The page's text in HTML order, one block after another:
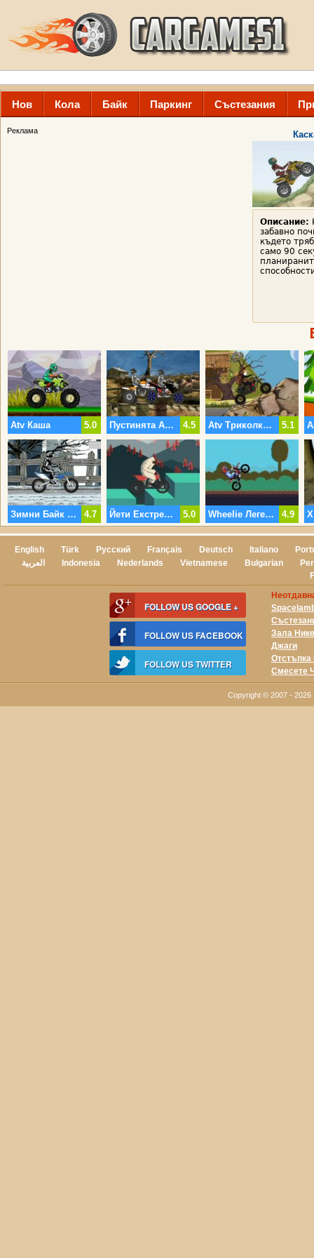
Нов Кола Байк Паркинг Състезания
Реклама
Описание:
забавно
където
само 90
5.0
Atv Каша 4.5
Пустинята Atv Тичам 5.1
Atv Триколка Хил Приключение
4.7
Зимни Байк Предизвикателство 5.0
Йети Екстремни Мотокрос 4.9
Wheelie Легенда
English Türk Русский Français Deutsch Italiano
العربية
Indonesia Nederlands Vietnamese Bulgarian
FOLLOW US GOOGLE +
FOLLOW US FACEBOOK
FOLLOW US TWITTER
Зала
Джаги
Отстъпка
Смесете
Copyright © 2007 - 2026